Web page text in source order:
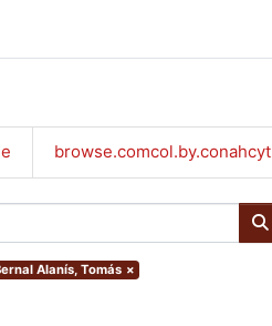
browse.comcol.by.conahcyt
Alanís, Tomás ×